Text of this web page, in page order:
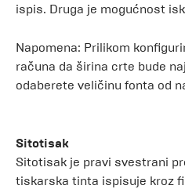
ispis. Druga je mogućnost
Napomena: Prilikom
računa da širina crte bude
odaberete veličinu fonta od
Sitotisak
Sitotisak je pravi svestrani
tiskarska tinta ispisuje kroz